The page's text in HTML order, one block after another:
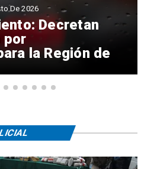
Decretan
por
la Región de
De 2026